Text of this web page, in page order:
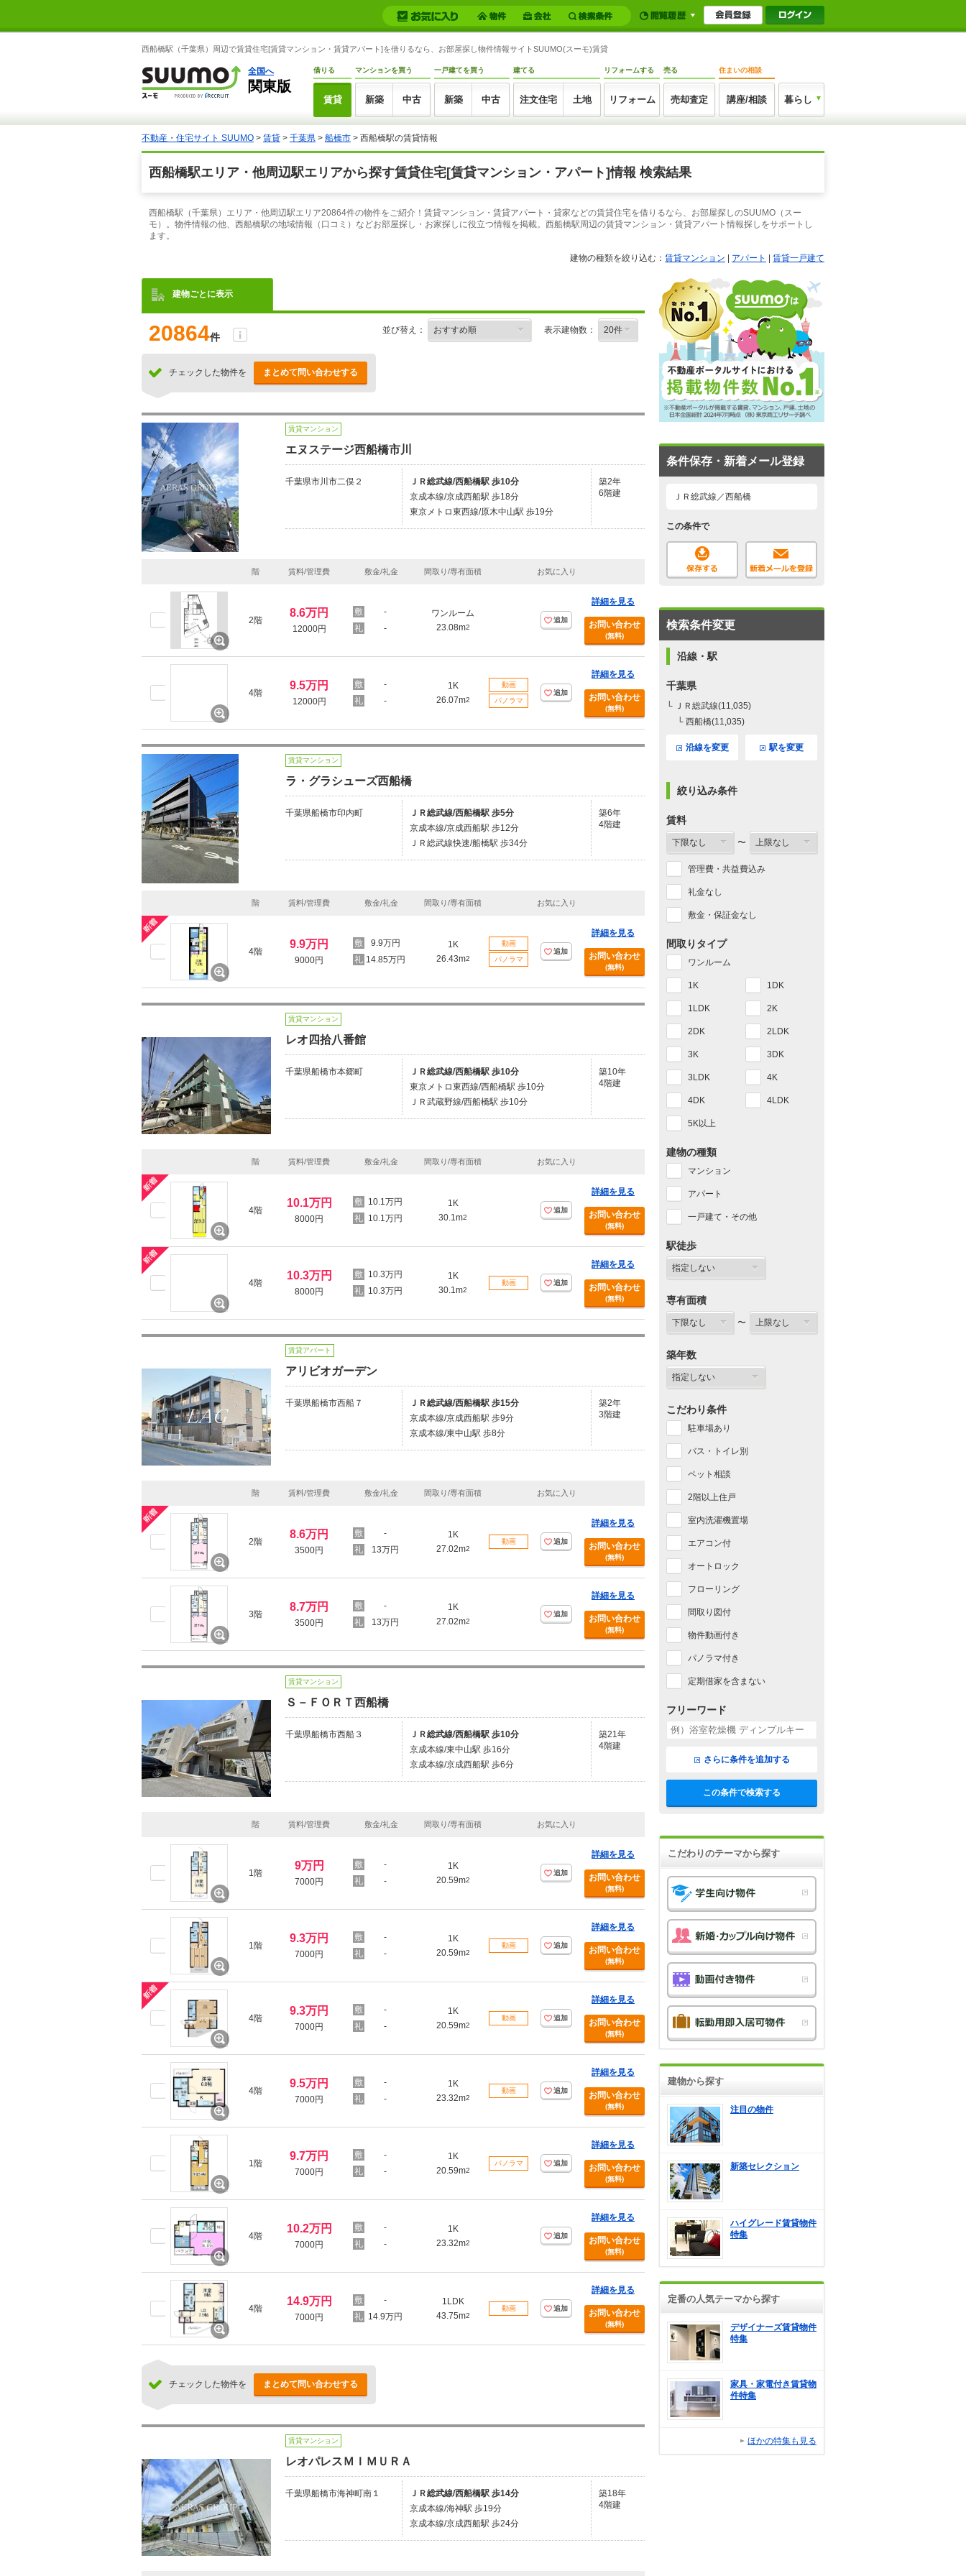
西船橋駅（千葉県）周辺で賃貸住宅[賃貸マンション・賃貸アパート]を借りるなら、お部屋探し物件情報サイトSUUMO(スーモ)賃貸
全国へ
関東版
借りる
賃貸
マンションを買う
新築 中古
一戸建てを買う
新築 中古
建てる
注文住宅 土地
リフォームする
リフォーム
売る
売却査定
住まいの相談
講座/相談 暮らし
不動産・住宅サイト SUUMO > 賃貸 > 千葉県 > 船橋市 > 西船橋駅の賃貸情報
西船橋駅エリア・他周辺駅エリアから探す賃貸住宅[賃貸マンション・アパート]情報 検索結果
西船橋駅（千葉県）エリア・他周辺駅エリア20864件の物件をご紹介！賃貸マンション・賃貸アパート・貸家などの賃貸住宅を借りるなら、お部屋探しのSUUMO（スー
モ）。物件情報の他、西船橋駅の地域情報（口コミ）などお部屋探し・お家探しに役立つ情報を掲載。西船橋駅周辺の賃貸マンション・賃貸アパート情報探しをサポートし
ます。
建物の種類を絞り込む： 賃貸マンション アパート 賃貸一戸建て
建物ごとに表示
20864件
並び替え： 表示建物数：
チェックした物件を まとめて問い合わせする
賃貸マンション
エヌステージ西船橋市川
千葉県市川市二俣２
ＪＲ総武線/西船橋駅 歩10分
京成本線/京成西船駅 歩18分
東京メトロ東西線/原木中山駅 歩19分
築2年
6階建
階 賃料/管理費 敷金/礼金 間取り/専有面積 お気に入り
2階
8.6万円
12000円
-
-
ワンルーム
23.08m2
追加
詳細を見る
お問い合わせ
(無料)
4階
9.5万円
12000円
-
-
1K
26.07m2
動画
パノラマ
追加
詳細を見る
お問い合わせ
(無料)
賃貸マンション
ラ・グラシューズ西船橋
千葉県船橋市印内町
ＪＲ総武線/西船橋駅 歩5分
京成本線/京成西船駅 歩12分
ＪＲ総武線快速/船橋駅 歩34分
築6年
4階建
階 賃料/管理費 敷金/礼金 間取り/専有面積 お気に入り
4階
9.9万円
9000円
9.9万円
14.85万円
1K
26.43m2
動画
パノラマ
追加
詳細を見る
お問い合わせ
(無料)
賃貸マンション
レオ四拾八番館
千葉県船橋市本郷町
ＪＲ総武線/西船橋駅 歩10分
東京メトロ東西線/西船橋駅 歩10分
ＪＲ武蔵野線/西船橋駅 歩10分
築10年
4階建
階 賃料/管理費 敷金/礼金 間取り/専有面積 お気に入り
4階
10.1万円
8000円
10.1万円
10.1万円
1K
30.1m2
追加
詳細を見る
お問い合わせ
(無料)
4階
10.3万円
8000円
10.3万円
10.3万円
1K
30.1m2
動画 追加
詳細を見る
お問い合わせ
(無料)
賃貸アパート
アリビオガーデン
千葉県船橋市西船７
ＪＲ総武線/西船橋駅 歩15分
京成本線/京成西船駅 歩9分
京成本線/東中山駅 歩8分
築2年
3階建
階 賃料/管理費 敷金/礼金 間取り/専有面積 お気に入り
2階
8.6万円
3500円
-
13万円
1K
27.02m2
動画 追加
詳細を見る
お問い合わせ
(無料)
3階
8.7万円
3500円
-
13万円
1K
27.02m2
追加
詳細を見る
お問い合わせ
(無料)
賃貸マンション
Ｓ－ＦＯＲＴ西船橋
千葉県船橋市西船３
ＪＲ総武線/西船橋駅 歩10分
京成本線/東中山駅 歩16分
京成本線/京成西船駅 歩6分
築21年
4階建
階 賃料/管理費 敷金/礼金 間取り/専有面積 お気に入り
1階
9万円
7000円
-
-
1K
20.59m2
追加
詳細を見る
お問い合わせ
(無料)
1階
9.3万円
7000円
-
-
1K
20.59m2
動画 追加
詳細を見る
お問い合わせ
(無料)
4階
9.3万円
7000円
-
-
1K
20.59m2
動画 追加
詳細を見る
お問い合わせ
(無料)
4階
9.5万円
7000円
-
-
1K
23.32m2
動画 追加
詳細を見る
お問い合わせ
(無料)
1階
9.7万円
7000円
-
-
1K
20.59m2
パノラマ 追加
詳細を見る
お問い合わせ
(無料)
4階
10.2万円
7000円
-
-
1K
23.32m2
追加
詳細を見る
お問い合わせ
(無料)
4階
14.9万円
7000円
-
14.9万円
1LDK
43.75m2
動画 追加
詳細を見る
お問い合わせ
(無料)
チェックした物件を まとめて問い合わせする
賃貸マンション
レオパレスＭＩＭＵＲＡ
千葉県船橋市海神町南１
ＪＲ総武線/西船橋駅 歩14分
京成本線/海神駅 歩19分
京成本線/京成西船駅 歩24分
築18年
4階建
条件保存・新着メール登録
ＪＲ総武線／西船橋
この条件で
検索条件変更
沿線・駅
千葉県
└ ＪＲ総武線(11,035)
└ 西船橋(11,035)
沿線を変更 駅を変更
絞り込み条件
賃料
〜
管理費・共益費込み
礼金なし
敷金・保証金なし
間取りタイプ
ワンルーム
1K 1DK
1LDK 2K
2DK 2LDK
3K 3DK
3LDK 4K
4DK 4LDK
5K以上
建物の種類
マンション
アパート
一戸建て・その他
駅徒歩
専有面積
〜
築年数
こだわり条件
駐車場あり
バス・トイレ別
ペット相談
2階以上住戸
室内洗濯機置場
エアコン付
オートロック
フローリング
間取り図付
物件動画付き
パノラマ付き
定期借家を含まない
フリーワード
さらに条件を追加する
この条件で検索する
こだわりのテーマから探す
建物から探す
注目の物件
新築セレクション
ハイグレード賃貸物件
特集
定番の人気テーマから探す
デザイナーズ賃貸物件
特集
家具・家電付き賃貸物
件特集
ほかの特集も見る